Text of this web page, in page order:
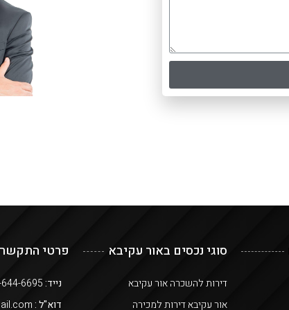
סוגי נכסים באור עקיבא
דירות להשכרה אור עקיבא
אור עקיבא דירות למכירה
פרטי
נייד:
דוא"ל :